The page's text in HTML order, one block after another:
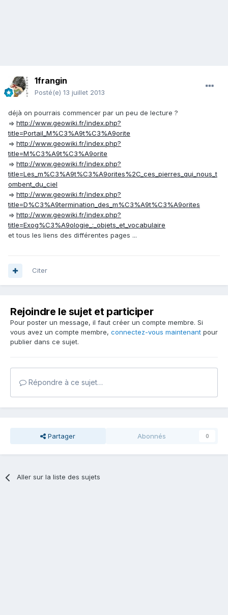
1frangin
Posté(e) 13 juillet 2013
déjà on pourrais commencer par un peu de lecture ?
=> http://www.geowiki.fr/index.php?
title=Portail_M%C3%A9t%C3%A9orite
=> http://www.geowiki.fr/index.php?
title=M%C3%A9t%C3%A9orite
=> http://www.geowiki.fr/index.php?
title=Les_m%C3%A9t%C3%A9orites%2C_ces_pierres_qui_nous_t
ombent_du_ciel
=> http://www.geowiki.fr/index.php?
title=D%C3%A9termination_des_m%C3%A9t%C3%A9orites
=> http://www.geowiki.fr/index.php?
title=Exog%C3%A9ologie_:_objets_et_vocabulaire
et tous les liens des différentes pages ...
Citer
Rejoindre le sujet et participer
Pour poster un message, il faut créer un compte membre. Si
vous avez un compte membre, connectez-vous maintenant pour
publier dans ce sujet.
Répondre à ce sujet…
Partager Abonnés 0
Aller sur la liste des sujets